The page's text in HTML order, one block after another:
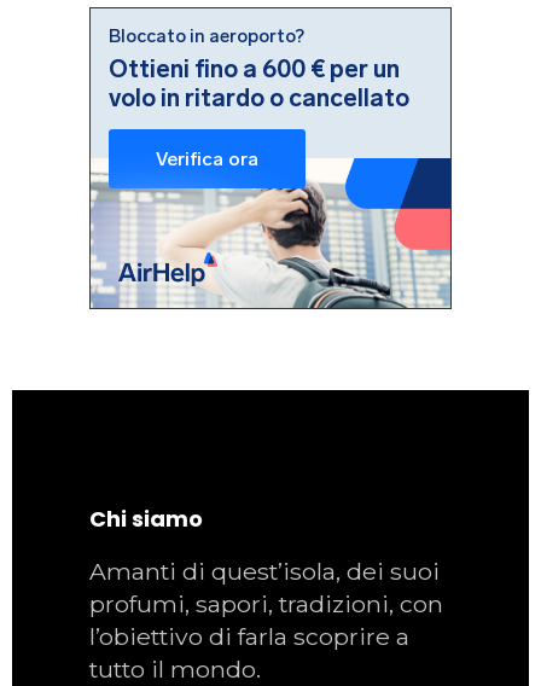
Chi siamo
Amanti di quest’isola, dei suoi
profumi, sapori, tradizioni, con
l’obiettivo di farla scoprire a
tutto il mondo.